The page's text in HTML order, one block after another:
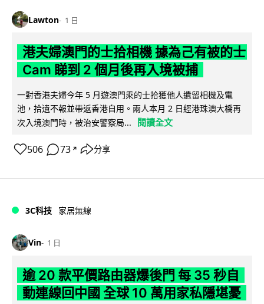
Lawton 1 日
港夫婦澳門的士拾相機 據為己有被的士
Cam 睇到 2 個月後再入境被捕
一對香港夫婦今年 5 月遊澳門乘的士拾獲他人遺留相機及電
池，拾遺不報並帶返香港自用。兩人本月 2 日經港珠澳大橋再
次入境澳門時，被治安警察局...
閱讀全文
506 73 ↗ 分享
3C科技 家居無線
Vin 1 日
逾 20 款平價路由器爆後門 每 35 秒自
動連線回中國 全球 10 萬用家私隱堪憂